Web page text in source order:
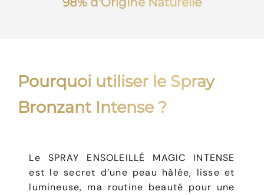
Pourquoi utiliser le Spray
Bronzant Intense ?
Le SPRAY ENSOLEILLÉ MAGIC INTENSE
est le secret d’une peau hâlée, lisse et
lumineuse, ma routine beauté pour une